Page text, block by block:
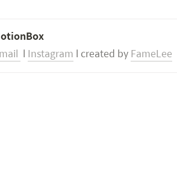
l Instagram l created by FameLee